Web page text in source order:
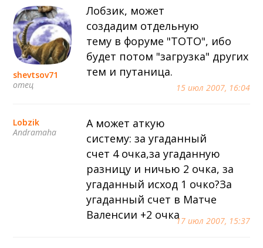
shevtsov71
отец
15 июл 2007, 16:04
Лобзик, может
создадим отдельную
тему в форуме "ТОТО", ибо
будет потом "загрузка" других
тем и путаница.
Lobzik
Andramaha
17 июл 2007, 15:37
А может аткую
систему: за угаданный
счет 4 очка,за угаданную
разницу и ничью 2 очка, за
угаданный исход 1 очко?За
угаданный счет в Матче
Валенсии +2 очка